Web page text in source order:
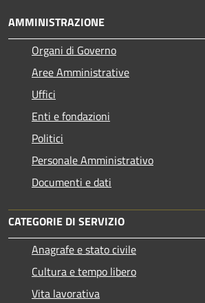
AMMINISTRAZIONE
Organi di Governo
Aree Amministrative
Uffici
Enti e fondazioni
Politici
Personale Amministrativo
Documenti e dati
CATEGORIE DI SERVIZIO
Anagrafe e stato civile
Cultura e tempo libero
Vita lavorativa